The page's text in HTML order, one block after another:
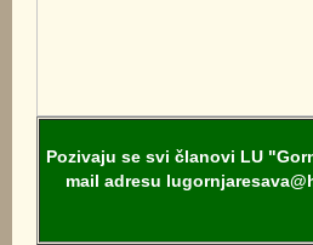
Pozivaju se svi članovi LU
mail adresu